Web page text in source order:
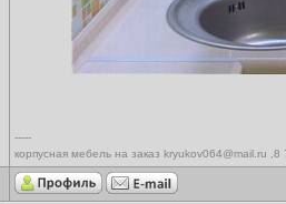
-----
корпусная мебель на заказ kryukov064@mail.ru